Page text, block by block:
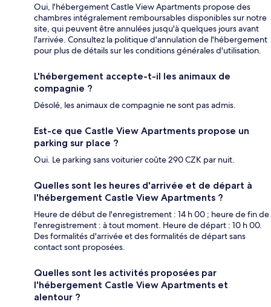
Oui, l'hébergement Castle View Apartments propose des
chambres intégralement remboursables disponibles sur notre
site, qui peuvent être annulées jusqu'à quelques jours avant
l'arrivée. Consultez la politique d'annulation de l'hébergement
pour plus de détails sur les conditions générales d'utilisation.
L'hébergement accepte-t-il les animaux de
compagnie ?
Désolé, les animaux de compagnie ne sont pas admis.
Est-ce que Castle View Apartments propose un
parking sur place ?
Oui. Le parking sans voiturier coûte 290 CZK par nuit.
Quelles sont les heures d'arrivée et de départ à
l'hébergement Castle View Apartments ?
Heure de début de l'enregistrement : 14 h 00 ; heure de fin de
l'enregistrement : à tout moment. Heure de départ : 10 h 00.
Des formalités d'arrivée et des formalités de départ sans
contact sont proposées.
Quelles sont les activités proposées par
l'hébergement Castle View Apartments et
alentour ?